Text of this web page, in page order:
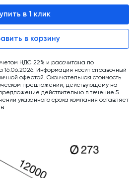
заводов
дозаторов
ЖБИ
в 1 клик
в корзину
НДС 22% и рассчитана по
16.06.2026. Информация носит справочный
офертой. Окончательная стоимость
предложении, действующему на
действительно в течение 5
указанного срока компания оставляет